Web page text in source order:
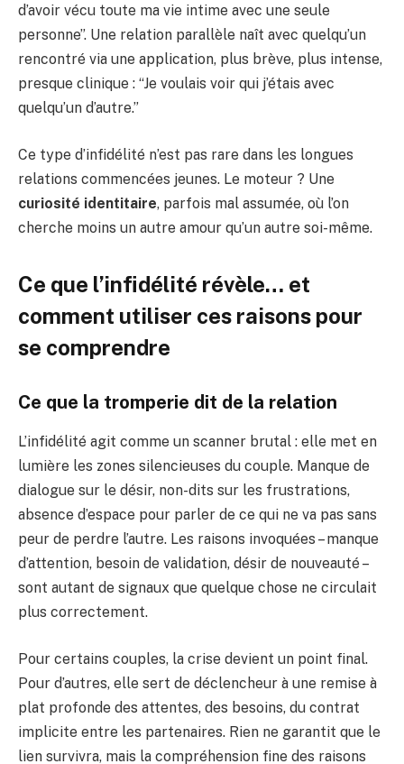
d’avoir vécu toute ma vie intime avec une seule
personne”. Une relation parallèle naît avec quelqu’un
rencontré via une application, plus brève, plus intense,
presque clinique : “Je voulais voir qui j’étais avec
quelqu’un d’autre.”
Ce type d’infidélité n’est pas rare dans les longues
relations commencées jeunes. Le moteur ? Une
curiosité identitaire, parfois mal assumée, où l’on
cherche moins un autre amour qu’un autre soi-même.
Ce que l’infidélité révèle… et
comment utiliser ces raisons pour
se comprendre
Ce que la tromperie dit de la relation
L’infidélité agit comme un scanner brutal : elle met en
lumière les zones silencieuses du couple. Manque de
dialogue sur le désir, non-dits sur les frustrations,
absence d’espace pour parler de ce qui ne va pas sans
peur de perdre l’autre. Les raisons invoquées – manque
d’attention, besoin de validation, désir de nouveauté –
sont autant de signaux que quelque chose ne circulait
plus correctement.
Pour certains couples, la crise devient un point final.
Pour d’autres, elle sert de déclencheur à une remise à
plat profonde des attentes, des besoins, du contrat
implicite entre les partenaires. Rien ne garantit que le
lien survivra, mais la compréhension fine des raisons